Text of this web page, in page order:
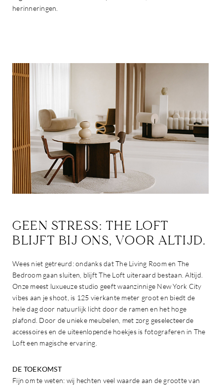
herinneringen.
GEEN STRESS: THE LOFT
BLIJFT BIJ ONS, VOOR ALTIJD.
Wees niet getreurd: ondanks dat The Living Room en The
Bedroom gaan sluiten, blijft The Loft uiteraard bestaan. Altijd.
Onze meest luxueuze studio geeft waanzinnige New York City
vibes aan je shoot, is 125 vierkante meter groot en biedt de
hele dag door natuurlijk licht door de ramen en het hoge
plafond. Door de unieke meubelen, met zorg geselecteerde
accessoires en de uiteenlopende hoekjes is fotograferen in The
Loft een magische ervaring.
DE TOEKOMST
Fijn om te weten: wij hechten veel waarde aan de grootte van